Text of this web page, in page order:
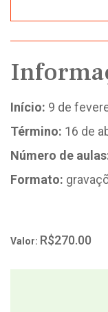
Início: 9 de
Término: 16 de
Número de
Formato:
Valor: R$270.00